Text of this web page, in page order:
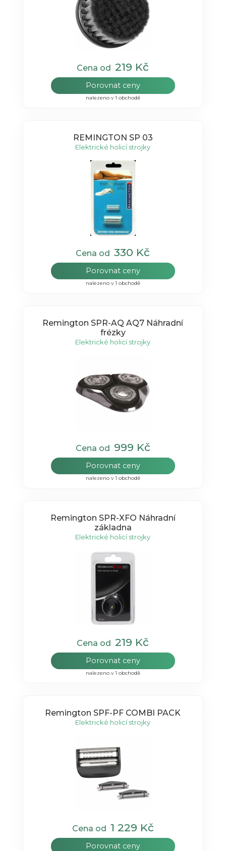
Cena od219 Kč
Porovnat ceny
nalezeno v 1 obchodě
REMINGTON SP 03
Elektrické holicí strojky
Cena od330 Kč
Porovnat ceny
nalezeno v 1 obchodě
Remington SPR-AQ AQ7 Náhradní
frézky
Elektrické holicí strojky
Cena od 999 Kč
Porovnat ceny
nalezeno v 1 obchodě
Remington SPR-XFO Náhradní
základna
Elektrické holicí strojky
Cena od219 Kč
Porovnat ceny
nalezeno v 1 obchodě
Remington SPF-PF COMBI PACK
Elektrické holicí strojky
Cena od 1 229 Kč
Porovnat ceny